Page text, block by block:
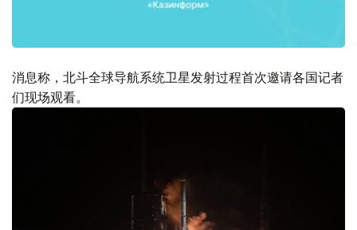
消息称，北斗全球导航系统卫星发射过程首次邀请各国记者
们现场观看。